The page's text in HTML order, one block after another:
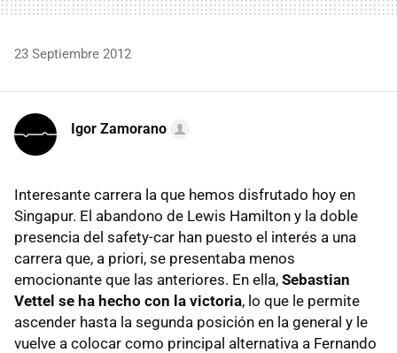
23 Septiembre 2012
Igor Zamorano
Interesante carrera la que hemos disfrutado hoy en
Singapur. El abandono de Lewis Hamilton y la doble
presencia del safety-car han puesto el interés a una
carrera que, a priori, se presentaba menos
emocionante que las anteriores. En ella, Sebastian
Vettel se ha hecho con la victoria, lo que le permite
ascender hasta la segunda posición en la general y le
vuelve a colocar como principal alternativa a Fernando